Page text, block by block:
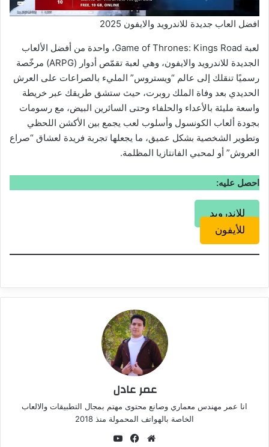
افضل العاب جديدة للاندرويد والايفون 2025
لعبة Game of Thrones: Kings Road، واحدة من أفضل الألعاب
الجديدة للاندرويد والايفون، وهي لعبة تقمّص أدوار (ARPG) مرخّصة
رسميًا تنقلك إلى عالم “ويستروس” المليء بالصراعات على العرش
الحديدي بعد وفاة الملك روبرت، حيث ستشق طريقك عبر خريطة
واسعة مليئة بالأعداء والحلفاء وحتى السائرين البيض، مع رسومات
بجودة ألعاب الكونسول وأسلوب لعب يجمع بين الأكشن اللحظي
وتطوير الشخصية بشكل عميق، ما يجعلها تجربة فريدة لعشاق “صراع
العروش” أو لمحبي الفانتازيا المظلمة.
احصل عليه:
للاندرويد
للأيفون
عمر عادل
انا عمر مهندس معماري وصانع محتوى مهتم بمجال التطبيقات والالعاب
الخاصة بالهواتف المحمولة منذ 2018
موقع
فيسبوك